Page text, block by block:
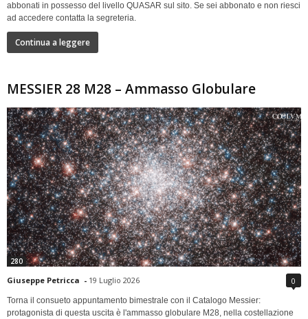
abbonati in possesso del livello QUASAR sul sito. Se sei abbonato e non riesci
ad accedere contatta la segreteria.
Continua a leggere
MESSIER 28 M28 – Ammasso Globulare
280
Giuseppe Petricca - 19 Luglio 2026 0
Torna il consueto appuntamento bimestrale con il Catalogo Messier:
protagonista di questa uscita è l'ammasso globulare M28, nella costellazione